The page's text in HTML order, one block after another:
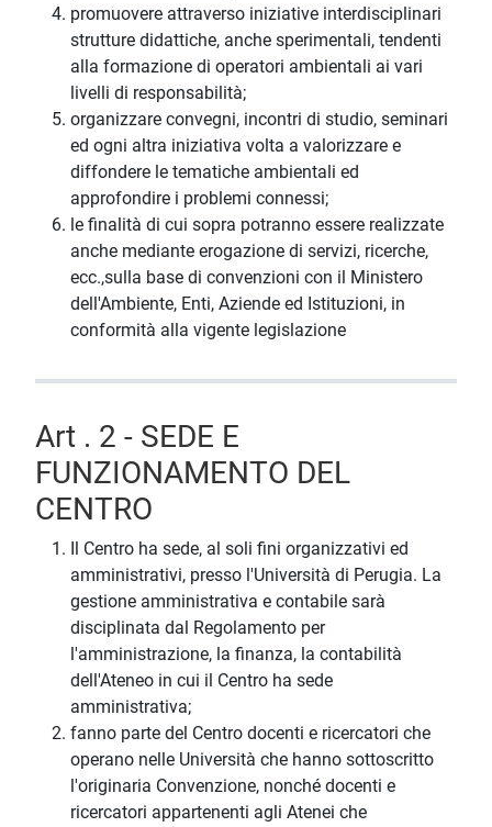
promuovere attraverso iniziative interdisciplinari
strutture didattiche, anche sperimentali, tendenti
alla formazione di operatori ambientali ai vari
livelli di responsabilità;
organizzare convegni, incontri di studio, seminari
ed ogni altra iniziativa volta a valorizzare e
diffondere le tematiche ambientali ed
approfondire i problemi connessi;
le finalità di cui sopra potranno essere realizzate
anche mediante erogazione di servizi, ricerche,
ecc.,sulla base di convenzioni con il Ministero
dell'Ambiente, Enti, Aziende ed Istituzioni, in
conformità alla vigente legislazione
Art . 2 - SEDE E
FUNZIONAMENTO DEL
CENTRO
Il Centro ha sede, al soli fini organizzativi ed
amministrativi, presso l'Università di Perugia. La
gestione amministrativa e contabile sarà
disciplinata dal Regolamento per
l'amministrazione, la finanza, la contabilità
dell'Ateneo in cui il Centro ha sede
amministrativa;
fanno parte del Centro docenti e ricercatori che
operano nelle Università che hanno sottoscritto
l'originaria Convenzione, nonché docenti e
ricercatori appartenenti agli Atenei che